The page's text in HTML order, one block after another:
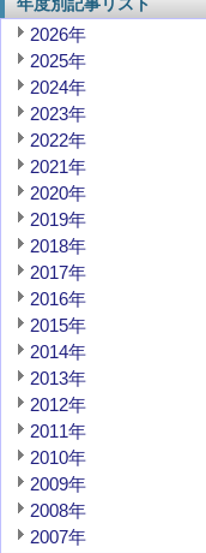
年度別記事リスト
2026年
2025年
2024年
2023年
2022年
2021年
2020年
2019年
2018年
2017年
2016年
2015年
2014年
2013年
2012年
2011年
2010年
2009年
2008年
2007年